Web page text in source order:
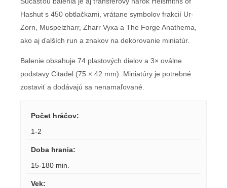
Hashut s 450 obtlačkami, vrátane symbolov frakcií Ur-
Zorn, Muspelzharr, Zharr Vyxa a The Forge Anathema,
ako aj ďalších run a znakov na dekorovanie miniatúr.
Balenie obsahuje 74 plastových dielov a 3× oválne
podstavy Citadel (75 × 42 mm). Miniatúry je potrebné
zostaviť a dodávajú sa nenamaľované.
Počet hráčov:
1-2
Doba hrania:
15-180 min.
Vek: